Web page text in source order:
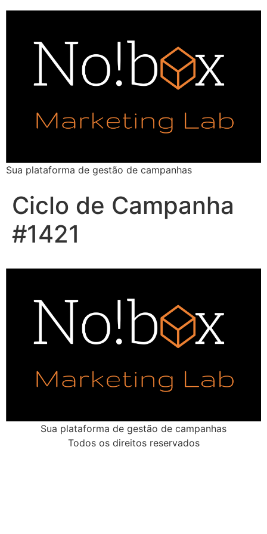
Sua plataforma de gestão de campanhas
Ciclo de Campanha
#1421
Sua plataforma de gestão de campanhas
Todos os direitos reservados